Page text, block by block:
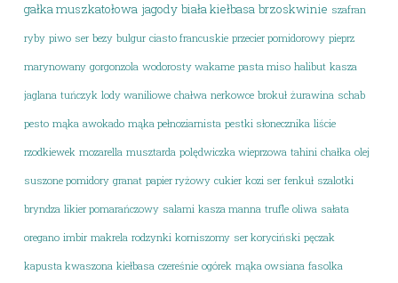
gałka muszkatołowa jagody biała kiełbasa brzoskwinie szafran
ryby piwo ser bezy bulgur ciasto francuskie przecier pomidorowy pieprz
marynowany gorgonzola wodorosty wakame pasta miso halibut kasza
jaglana tuńczyk lody waniliowe chałwa nerkowce brokuł żurawina schab
pesto mąka awokado mąka pełnoziarnista pestki słonecznika liście
rzodkiewek mozarella musztarda polędwiczka wieprzowa tahini chałka olej
suszone pomidory granat papier ryżowy cukier kozi ser fenkuł szalotki
bryndza likier pomarańczowy salami kasza manna trufle oliwa sałata
oregano imbir makrela rodzynki korniszomy ser koryciński pęczak
kapusta kwaszona kiełbasa czereśnie ogórek mąka owsiana fasolka